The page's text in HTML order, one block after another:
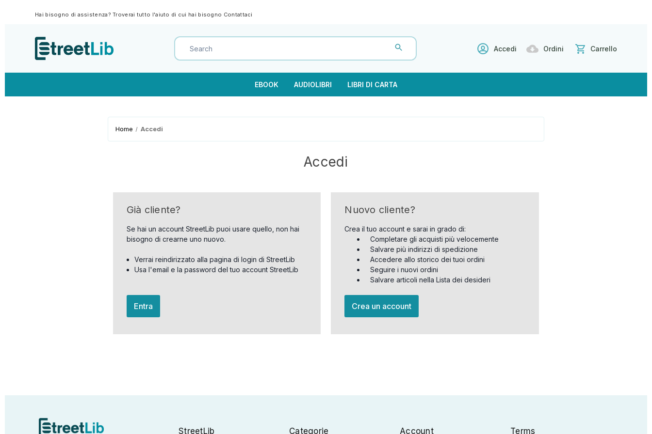
Hai bisogno di assistenza? Troverai tutto l'aiuto di cui hai bisogno Contattaci
Accedi Ordini Carrello
EBOOK AUDIOLIBRI LIBRI DI CARTA
Home Accedi
Accedi
Già cliente?
Se hai un account StreetLib puoi usare quello, non hai
bisogno di crearne uno nuovo.
Verrai reindirizzato alla pagina di login di StreetLib
Usa l'email e la password del tuo account StreetLib
Entra
Nuovo cliente?
Crea il tuo account e sarai in grado di:
Completare gli acquisti più velocemente
Salvare più indirizzi di spedizione
Accedere allo storico dei tuoi ordini
Seguire i nuovi ordini
Salvare articoli nella Lista dei desideri
Crea un account
StreetLib Categorie Account Terms